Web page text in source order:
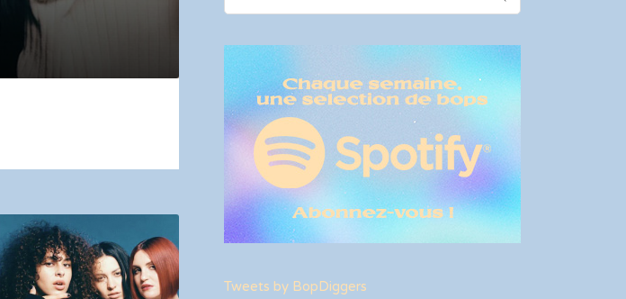
12 décembre 2020 Luc
Loviet revient avec Dullshine
Tweets by BopDiggers